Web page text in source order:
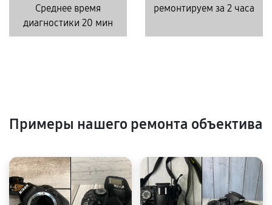
Среднее время
диагностики 20 мин
ремонтируем за 2 часа
Примеры нашего ремонта объектива